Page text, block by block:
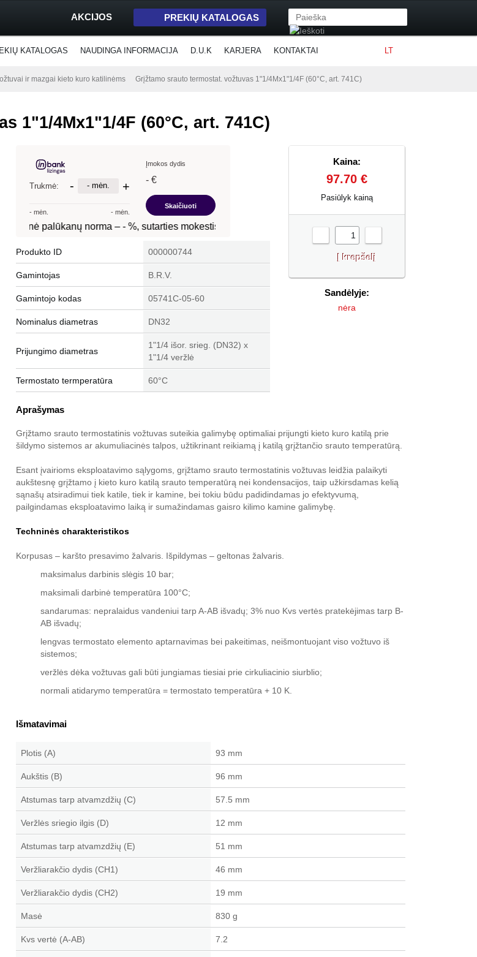
AKCIJOS PREKIŲ KATALOGAS
LT
KATALOGAS NAUDINGA INFORMACIJA D.U.K KARJERA KONTAKTAI
ir mazgai kieto kuro katilinėms Grįžtamo srauto termostat. vožtuvas 1"1/4Mx1"1/4F (60°C, art. 741C)
1"1/4Mx1"1/4F (60°C, art. 741C)
Produkto ID 000000744
Gamintojas B.R.V.
Gamintojo kodas 05741C-05-60
Nominalus diametras DN32
Prijungimo diametras
1"1/4 išor. srieg. (DN32) x
1"1/4 veržlė
Termostato termperatūra 60°C
Kaina:
97.70 €
Pasiūlyk kainą
Sandėlyje:
nėra
Aprašymas
Grįžtamo srauto termostatinis vožtuvas suteikia galimybę optimaliai prijungti kieto kuro katilą prie
šildymo sistemos ar akumuliacinės talpos, užtikrinant reikiamą į katilą grįžtančio srauto temperatūrą.
Esant įvairioms eksploatavimo sąlygoms, grįžtamo srauto termostatinis vožtuvas leidžia palaikyti
aukštesnę grįžtamo į kieto kuro katilą srauto temperatūrą nei kondensacijos, taip užkirsdamas kelią
sąnašų atsiradimui tiek katile, tiek ir kamine, bei tokiu būdu padidindamas jo efektyvumą,
pailgindamas eksploatavimo laiką ir sumažindamas gaisro kilimo kamine galimybę.
Techninės charakteristikos
Korpusas – karšto presavimo žalvaris. Išpildymas – geltonas žalvaris.
maksimalus darbinis slėgis 10 bar;
maksimali darbinė temperatūra 100°C;
sandarumas: nepralaidus vandeniui tarp A-AB išvadų; 3% nuo Kvs vertės pratekėjimas tarp B-
AB išvadų;
lengvas termostato elemento aptarnavimas bei pakeitimas, neišmontuojant viso vožtuvo iš
sistemos;
veržlės dėka vožtuvas gali būti jungiamas tiesiai prie cirkuliacinio siurblio;
normali atidarymo temperatūra = termostato temperatūra + 10 K.
Išmatavimai
Plotis (A) 93 mm
Aukštis (B) 96 mm
Atstumas tarp atvamzdžių (C) 57.5 mm
Veržlės sriegio ilgis (D) 12 mm
Atstumas tarp atvamzdžių (E) 51 mm
Veržliarakčio dydis (CH1) 46 mm
Veržliarakčio dydis (CH2) 19 mm
Masė 830 g
Kvs vertė (A-AB) 7.2